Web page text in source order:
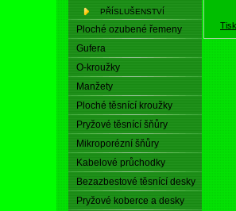
PŘÍSLUŠENSTVÍ
Ploché ozubené řemeny
Gufera
O-kroužky
Manžety
Ploché těsnící kroužky
Pryžové těsnící šňůry
Mikroporézní šňůry
Kabelové průchodky
Bezazbestové těsnící desky
Pryžové koberce a desky